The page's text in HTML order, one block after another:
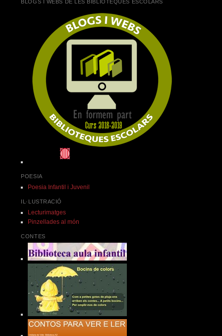
BLOGS I WEBS DE LES BIBLIOTEQUES ESCOLARS
POESIA
Poesia Infantil i Juvenil
IL·LUSTRACIÓ
Lecturimatges
Pinzellades al món
CONTES